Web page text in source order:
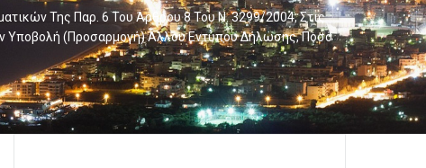
Της Παρ. 6 Του Άρθρου 8 Του Ν. 3299/2004, Στις
Υποβολή (προσαρμογή) Άλλου Εντύπου Δήλωσης, Ποσό